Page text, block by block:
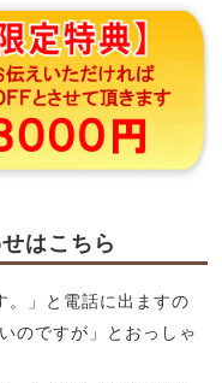
はこちら
。」と電話に出ますの
のですが」とおっしゃ